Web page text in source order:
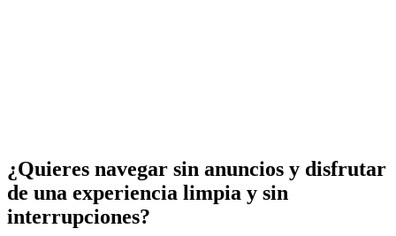
¿Quieres navegar sin anuncios y disfrutar
de una experiencia limpia y sin
interrupciones?